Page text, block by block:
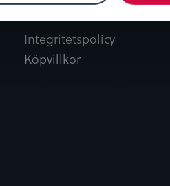
Kundservice
Integritetspolicy
Köpvillkor